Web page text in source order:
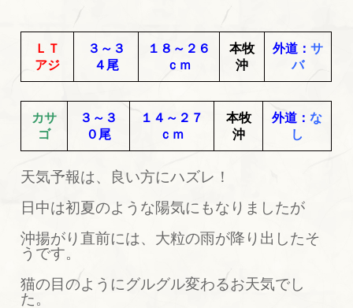
ＬＴ
アジ
３～３
４尾
１８～２６
ｃｍ
本牧
沖
外道：サ
バ
カサ
ゴ
３～３
０尾
１４～２７
ｃｍ
本牧
沖
外道：な
し
天気予報は、良い方にハズレ！
日中は初夏のような陽気にもなりましたが
沖揚がり直前には、大粒の雨が降り出したそ
うです。
猫の目のようにグルグル変わるお天気でし
た。